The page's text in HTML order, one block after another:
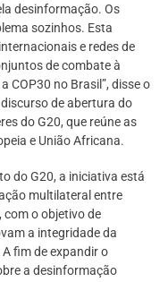
desinformação. Os
sozinhos. Esta
e redes de
de combate à
COP30 no Brasil”, disse o
de abertura do
do G20, que reúne as
e União Africana.
do G20, a iniciativa está
multilateral entre
o objetivo de
a integridade da
fim de expandir o
a desinformação